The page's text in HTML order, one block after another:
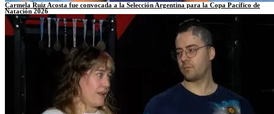
Carmela Ruiz Acosta fue convocada a la Selección Argentina para la Copa Pacífico de
Natación 2026